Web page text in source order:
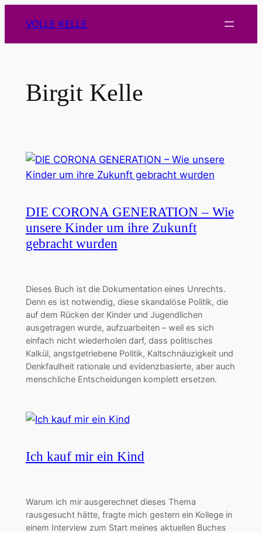
Inhalt
springen
VOLLE KELLE
Birgit Kelle
DIE CORONA GENERATION – Wie
unsere Kinder um ihre Zukunft
gebracht wurden
Dieses Buch ist die Dokumentation eines Unrechts.
Denn es ist notwendig, diese skandalöse Politik, die
auf dem Rücken der Kinder und Jugendlichen
ausgetragen wurde, aufzuarbeiten – weil es sich
einfach nicht wiederholen darf, dass politisches
Kalkül, angstgetriebene Politik, Kaltschnäuzigkeit und
Denkfaulheit rationale und evidenzbasierte, aber auch
menschliche Entscheidungen komplett ersetzen.
Ich kauf mir ein Kind
Warum ich mir ausgerechnet dieses Thema
rausgesucht hätte, fragte mich gestern ein Kollege in
einem Interview zum Start meines aktuellen Buches